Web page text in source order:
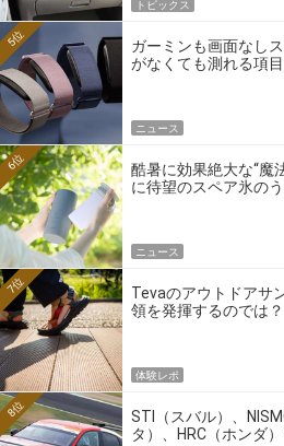
トピックス
ガーミンも画面なし
がなくても測れる項
5位
ニュース
酷暑に効果絶大な“魔
に待望のスペア氷の
6位
ニュース
Tevaのアウトドアサ
領を発揮するのでは？
7位
体験レポ
STI（スバル）、
タ）、HRC（ホンダ
8位